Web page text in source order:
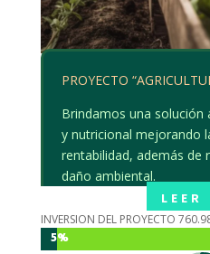
PROYECTO
Brindamos una solución
y nutricional mejorando
rentabilidad, además de
daño ambiental.
LEER
INVERSION DEL PROYECTO
5%
5%